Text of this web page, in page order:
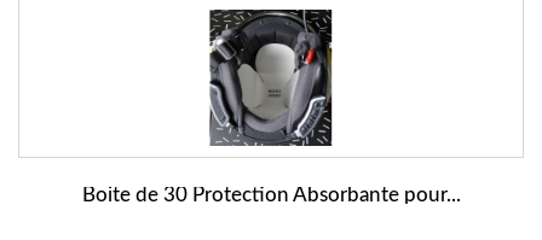
Boite de 30 Protection Absorbante pour...